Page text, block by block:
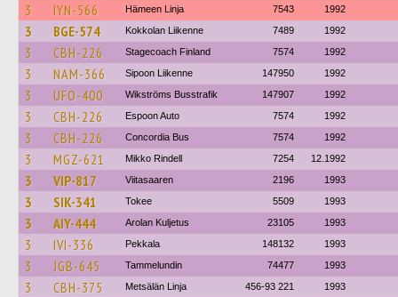
3 IYN-566 Hämeen Linja 7543 1992
3 BGE-574 Kokkolan Liikenne 7489 1992
3 CBH-226 Stagecoach Finland 7574 1992
3 NAM-366 Sipoon Liikenne 147950 1992
3 UFO-400 Wikströms Busstrafik 147907 1992
3 CBH-226 Espoon Auto 7574 1992
3 CBH-226 Concordia Bus 7574 1992
3 MGZ-621 Mikko Rindell 7254 12.1992
3 VIP-817 Viitasaaren 2196 1993
3 SIK-341 Tokee 5509 1993
3 AIY-444 Arolan Kuljetus 23105 1993
3 IVI-336 Pekkala 148132 1993
3 JGB-645 Tammelundin 74477 1993
3 CBH-375 Metsälän Linja 456-93 221 1993